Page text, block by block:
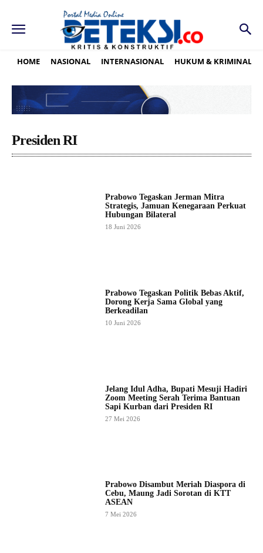
HOME NASIONAL INTERNASIONAL HUKUM & KRIMINAL
Presiden RI
Prabowo Tegaskan Jerman Mitra
Strategis, Jamuan Kenegaraan Perkuat
Hubungan Bilateral
18 Juni 2026
Prabowo Tegaskan Politik Bebas Aktif,
Dorong Kerja Sama Global yang
Berkeadilan
10 Juni 2026
Jelang Idul Adha, Bupati Mesuji Hadiri
Zoom Meeting Serah Terima Bantuan
Sapi Kurban dari Presiden RI
27 Mei 2026
Prabowo Disambut Meriah Diaspora di
Cebu, Maung Jadi Sorotan di KTT
ASEAN
7 Mei 2026